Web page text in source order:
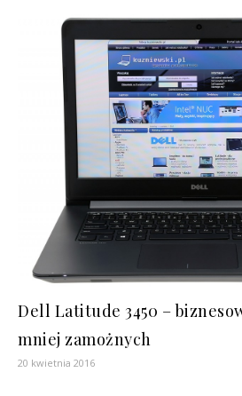
Dell Latitude 3450 –
mniej zamożnych
20 kwietnia 2016